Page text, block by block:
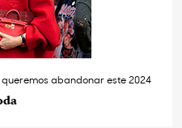
abandonar este 2024